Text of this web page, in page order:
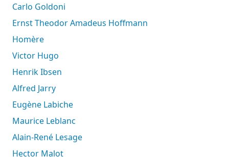
Carlo Goldoni
Ernst Theodor Amadeus Hoffmann
Homère
Victor Hugo
Henrik Ibsen
Alfred Jarry
Eugène Labiche
Maurice Leblanc
Alain-René Lesage
Hector Malot